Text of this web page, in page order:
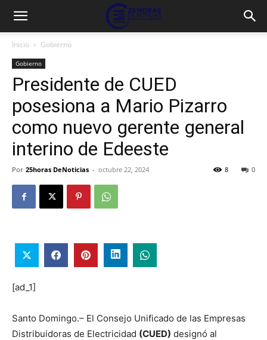
Inicio Gobierno
Gobierno
Presidente de CUED
posesiona a Mario Pizarro
como nuevo gerente general
interino de Edeeste
Por 25horas DeNoticias - octubre 22, 2024 0
8
[ad_1]
Santo Domingo.– El Consejo Unificado de las Empresas
Distribuidoras de Electricidad (CUED) designó al